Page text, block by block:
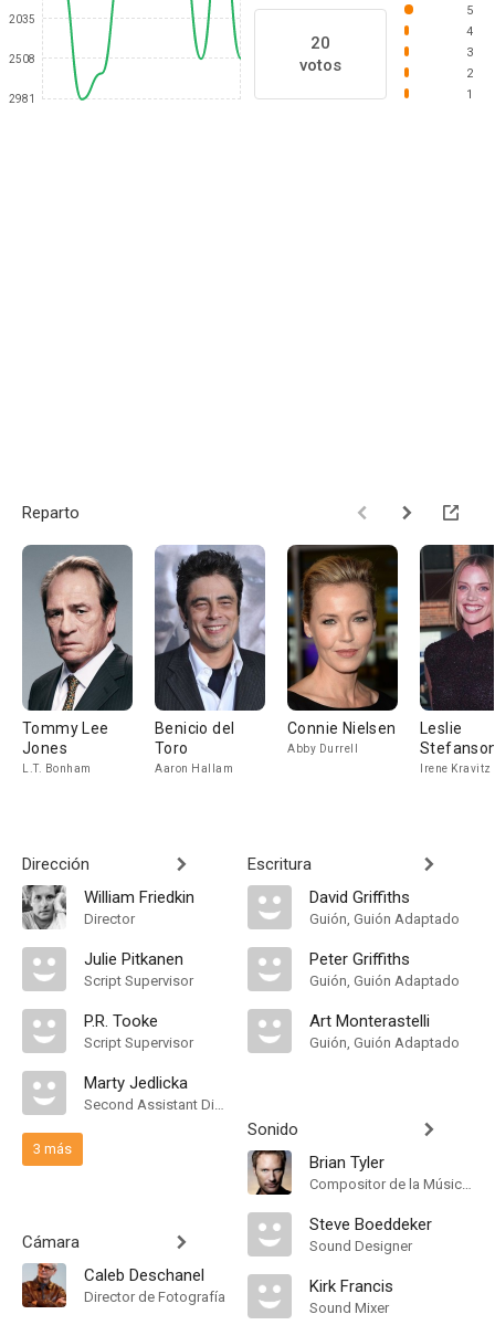
2035
2508
2981
20
votos
5
4
3
2
1
Reparto
Tommy Lee
Jones
L.T. Bonham
Benicio del
Toro
Aaron Hallam
Connie Nielsen
Abby Durrell
Leslie
Irene Kravitz
Dirección
William Friedkin
Director
Julie Pitkanen
Script Supervisor
P.R. Tooke
Script Supervisor
Marty Jedlicka
Second Assistant Director
3 más
Cámara
Caleb Deschanel
Director de Fotografía
Escritura
David Griffiths
Guión, Guión Adaptado
Peter Griffiths
Guión, Guión Adaptado
Art Monterastelli
Guión, Guión Adaptado
Sonido
Brian Tyler
Compositor de la Música Original
Steve Boeddeker
Sound Designer
Kirk Francis
Sound Mixer